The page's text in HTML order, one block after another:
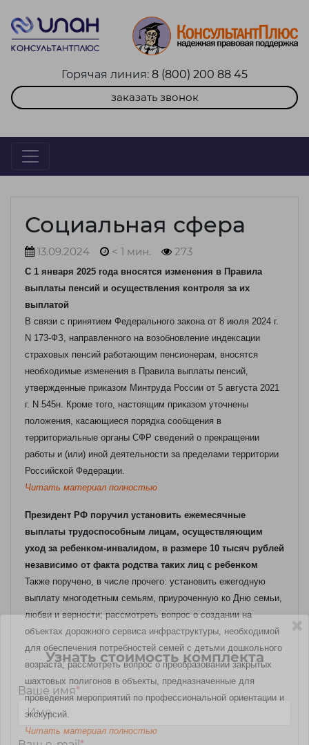
Горячая линия: 8 (800) 200 88 45
заказать звонок
Социальная сфера
13.09.2024 < 1 мин. 273
С 1 января 2025 года вносятся изменения в Правила
выплаты пенсий и осуществления контроля за их
выплатой
В связи с принятием Федерального закона от 8 июля 2024 г.
N 173-ФЗ, направленного на возобновление индексации
страховых пенсий работающим пенсионерам, вносятся
необходимые изменения в Правила выплаты пенсий,
утвержденные приказом Минтруда России от 5 августа 2021
г. N 545н. Кроме того, настоящим приказом уточнены
положения, касающиеся порядка сообщения в
территориальные органы СФР сведений о прекращении
работы и (или) иной деятельности за пределами территории
Российской Федерации.
Читать материал полностью
Президент РФ поручил установить ежемесячные
выплаты трудоспособным лицам, осуществляющим
уход за ребенком-инвалидом, в размере 10 тысяч рублей
независимо от факта родства таких лиц с ребенком
Также поручено, в числе прочего: установить ежегодную
выплату многодетным семьям, приуроченную ко Дню семьи,
любви и верности; рассмотреть вопрос о создании на
объектах дорожного сервиса инфраструктуры, необходимой
для обеспечения потребностей семей с детьми дошкольного
возраста; рассмотреть вопрос о преобразовании закрытых
шахтовых полигонов в объекты, предназначенные для
проведения мероприятий по профессиональной ориентации и
экскурсий.
Читать материал полностью
Узнать стоимость комплекта
Ваше имя*